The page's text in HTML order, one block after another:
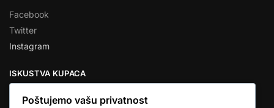
Facebook
Twitter
Instagram
ISKUSTVA KUPACA
Poštujemo vašu privatnost